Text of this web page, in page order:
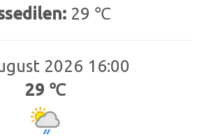
29 ℃
2026 16:00
29 ℃